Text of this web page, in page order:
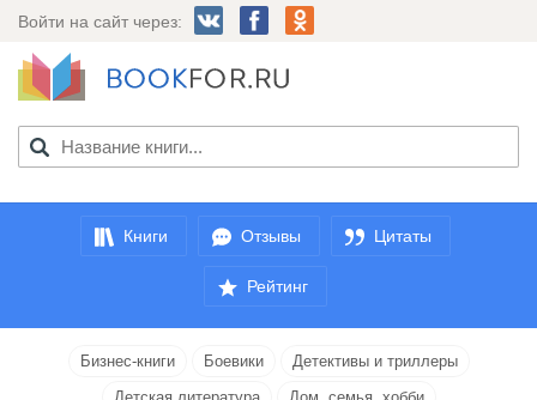
Войти на сайт через:
Книги Отзывы Цитаты
Рейтинг
Бизнес-книги Боевики
Детективы и триллеры